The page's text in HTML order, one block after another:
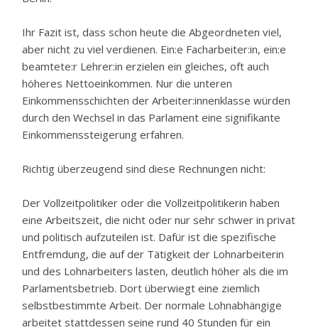
Ihr Fazit ist, dass schon heute die Abgeordneten viel,
aber nicht zu viel verdienen. Ein:e Facharbeiter:in, ein:e
beamtete:r Lehrer:in erzielen ein gleiches, oft auch
höheres Nettoeinkommen. Nur die unteren
Einkommensschichten der Arbeiter:innenklasse würden
durch den Wechsel in das Parlament eine signifikante
Einkommenssteigerung erfahren.
Richtig überzeugend sind diese Rechnungen nicht:
Der Vollzeitpolitiker oder die Vollzeitpolitikerin haben
eine Arbeitszeit, die nicht oder nur sehr schwer in privat
und politisch aufzuteilen ist. Dafür ist die spezifische
Entfremdung, die auf der Tätigkeit der Lohnarbeiterin
und des Lohnarbeiters lasten, deutlich höher als die im
Parlamentsbetrieb. Dort überwiegt eine ziemlich
selbstbestimmte Arbeit. Der normale Lohnabhängige
arbeitet stattdessen seine rund 40 Stunden für ein